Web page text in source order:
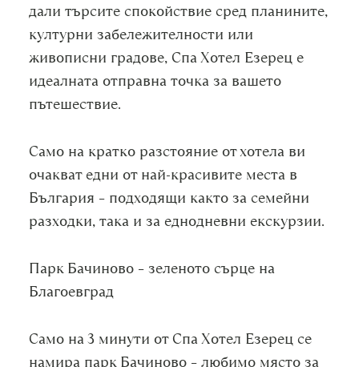
дали търсите спокойствие сред планините,
културни забележителности или
живописни градове, Спа Хотел Езерец е
идеалната отправна точка за вашето
пътешествие.
Само на кратко разстояние от хотела ви
очакват едни от най-красивите места в
България – подходящи както за семейни
разходки, така и за еднодневни екскурзии.
Парк Бачиново – зеленото сърце на
Благоевград
Само на 3 минути от Спа Хотел Езерец се
намира парк Бачиново – любимо място за